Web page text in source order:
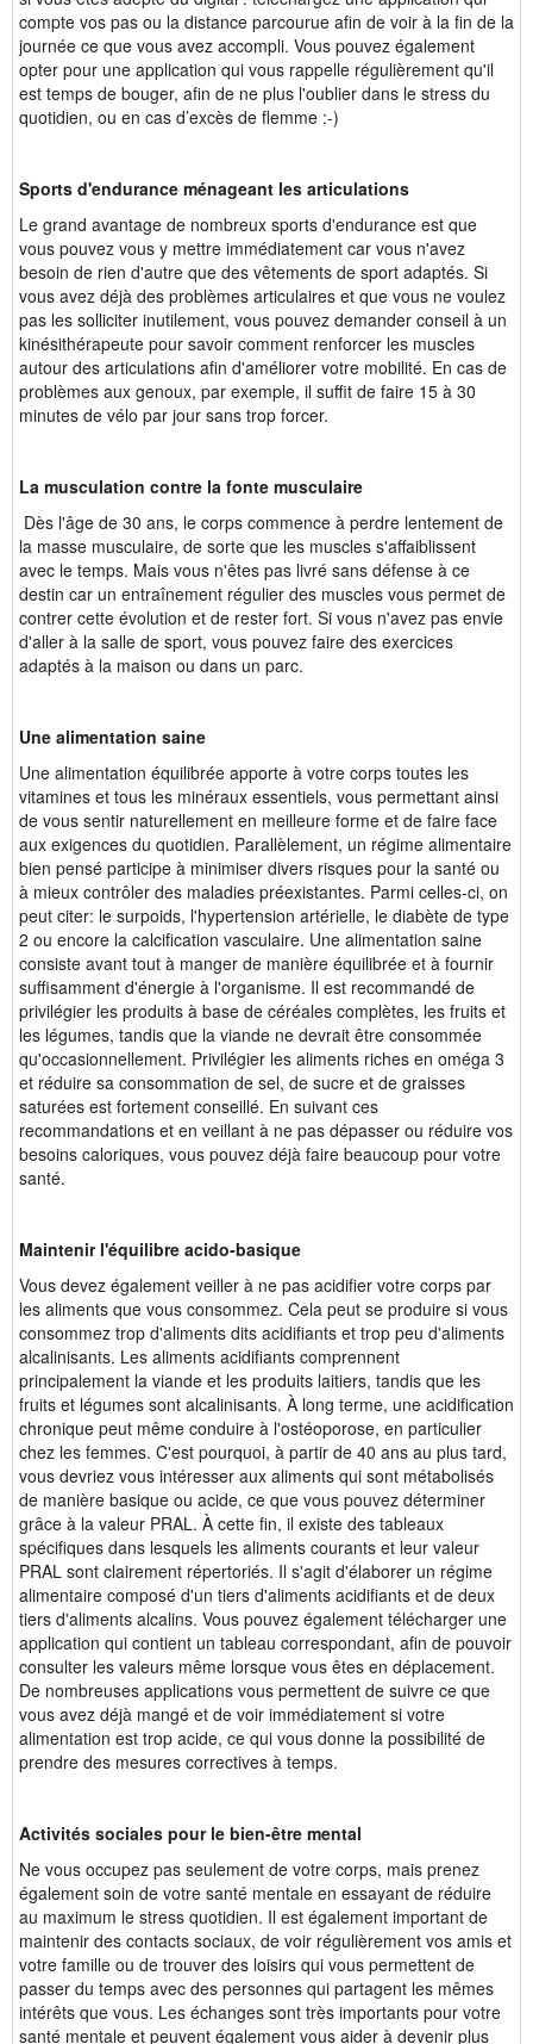
compte vos pas ou la distance parcourue afin de voir à la fin de la
journée ce que vous avez accompli. Vous pouvez également
opter pour une application qui vous rappelle régulièrement qu'il
est temps de bouger, afin de ne plus l'oublier dans le stress du
quotidien, ou en cas d’excès de flemme :-)
Sports d'endurance ménageant les articulations
Le grand avantage de nombreux sports d'endurance est que
vous pouvez vous y mettre immédiatement car vous n'avez
besoin de rien d'autre que des vêtements de sport adaptés. Si
vous avez déjà des problèmes articulaires et que vous ne voulez
pas les solliciter inutilement, vous pouvez demander conseil à un
kinésithérapeute pour savoir comment renforcer les muscles
autour des articulations afin d'améliorer votre mobilité. En cas de
problèmes aux genoux, par exemple, il suffit de faire 15 à 30
minutes de vélo par jour sans trop forcer.
La musculation contre la fonte musculaire
Dès l'âge de 30 ans, le corps commence à perdre lentement de
la masse musculaire, de sorte que les muscles s'affaiblissent
avec le temps. Mais vous n'êtes pas livré sans défense à ce
destin car un entraînement régulier des muscles vous permet de
contrer cette évolution et de rester fort. Si vous n'avez pas envie
d'aller à la salle de sport, vous pouvez faire des exercices
adaptés à la maison ou dans un parc.
Une alimentation saine
Une alimentation équilibrée apporte à votre corps toutes les
vitamines et tous les minéraux essentiels, vous permettant ainsi
de vous sentir naturellement en meilleure forme et de faire face
aux exigences du quotidien. Parallèlement, un régime alimentaire
bien pensé participe à minimiser divers risques pour la santé ou
à mieux contrôler des maladies préexistantes. Parmi celles-ci, on
peut citer: le surpoids, l'hypertension artérielle, le diabète de type
2 ou encore la calcification vasculaire. Une alimentation saine
consiste avant tout à manger de manière équilibrée et à fournir
suffisamment d'énergie à l'organisme. Il est recommandé de
privilégier les produits à base de céréales complètes, les fruits et
les légumes, tandis que la viande ne devrait être consommée
qu'occasionnellement. Privilégier les aliments riches en oméga 3
et réduire sa consommation de sel, de sucre et de graisses
saturées est fortement conseillé. En suivant ces
recommandations et en veillant à ne pas dépasser ou réduire vos
besoins caloriques, vous pouvez déjà faire beaucoup pour votre
santé.
Maintenir l'équilibre acido-basique
Vous devez également veiller à ne pas acidifier votre corps par
les aliments que vous consommez. Cela peut se produire si vous
consommez trop d'aliments dits acidifiants et trop peu d'aliments
alcalinisants. Les aliments acidifiants comprennent
principalement la viande et les produits laitiers, tandis que les
fruits et légumes sont alcalinisants. À long terme, une acidification
chronique peut même conduire à l'ostéoporose, en particulier
chez les femmes. C'est pourquoi, à partir de 40 ans au plus tard,
vous devriez vous intéresser aux aliments qui sont métabolisés
de manière basique ou acide, ce que vous pouvez déterminer
grâce à la valeur PRAL. À cette fin, il existe des tableaux
spécifiques dans lesquels les aliments courants et leur valeur
PRAL sont clairement répertoriés. Il s'agit d'élaborer un régime
alimentaire composé d'un tiers d'aliments acidifiants et de deux
tiers d'aliments alcalins. Vous pouvez également télécharger une
application qui contient un tableau correspondant, afin de pouvoir
consulter les valeurs même lorsque vous êtes en déplacement.
De nombreuses applications vous permettent de suivre ce que
vous avez déjà mangé et de voir immédiatement si votre
alimentation est trop acide, ce qui vous donne la possibilité de
prendre des mesures correctives à temps.
Activités sociales pour le bien-être mental
Ne vous occupez pas seulement de votre corps, mais prenez
également soin de votre santé mentale en essayant de réduire
au maximum le stress quotidien. Il est également important de
maintenir des contacts sociaux, de voir régulièrement vos amis et
votre famille ou de trouver des loisirs qui vous permettent de
passer du temps avec des personnes qui partagent les mêmes
intérêts que vous. Les échanges sont très importants pour votre
santé mentale et peuvent également vous aider à devenir plus